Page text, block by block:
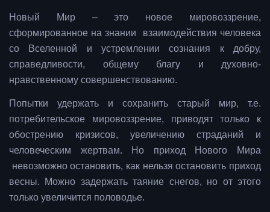
Новый Мир – это новое мировоззрение,
сформированное на знании взаимодействия человека
со Вселенной и устремлении сознания к добру,
справедливости, общему благу и духовно-
нравственному совершенствованию.
Попытки удержать и сохранить старый мир, т.е.
потребительское мировоззрение, приводят только к
обострению кризисов, увеличению страданий и
человеческим жертвам. Но приход Нового Мира
невозможно остановить, как нельзя остановить приход
весны. Можно задержать таяние снегов, но от этого
только увеличится половодье.